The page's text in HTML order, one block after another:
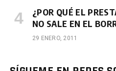
¿POR QUÉ EL
NO SALE EN EL
29 ENERO, 2011